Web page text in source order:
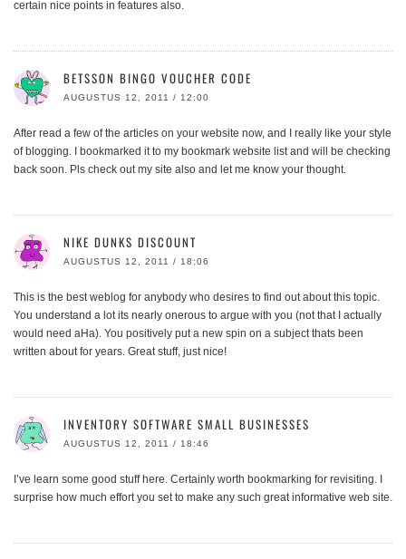
certain nice points in features also.
BETSSON BINGO VOUCHER CODE
AUGUSTUS 12, 2011 / 12:00
After read a few of the articles on your website now, and I really like your style
of blogging. I bookmarked it to my bookmark website list and will be checking
back soon. Pls check out my site also and let me know your thought.
NIKE DUNKS DISCOUNT
AUGUSTUS 12, 2011 / 18:06
This is the best weblog for anybody who desires to find out about this topic.
You understand a lot its nearly onerous to argue with you (not that I actually
would need aHa). You positively put a new spin on a subject thats been
written about for years. Great stuff, just nice!
INVENTORY SOFTWARE SMALL BUSINESSES
AUGUSTUS 12, 2011 / 18:46
I’ve learn some good stuff here. Certainly worth bookmarking for revisiting. I
surprise how much effort you set to make any such great informative web site.